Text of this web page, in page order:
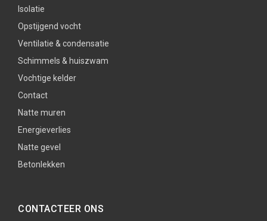
Isolatie
Opstijgend vocht
Ventilatie & condensatie
Schimmels & huiszwam
Vochtige kelder
Contact
Natte muren
Energieverlies
Natte gevel
Betonlekken
CONTACTEER ONS